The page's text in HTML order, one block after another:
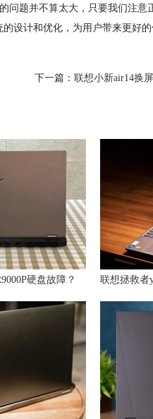
题并不算太大，只要我们注意
设计和优化，为用户带来更好的
下一篇： 联想小新air14换
硬盘故障？ 联想拯救者